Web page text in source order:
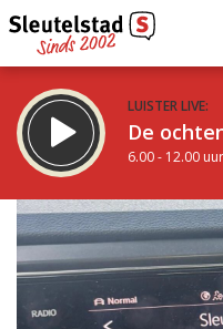
LUISTER LIVE:
De
6.00 - 12.00 uur
STRAKS:
De middag van
12.00 - 18.00 uur
Vorig uur